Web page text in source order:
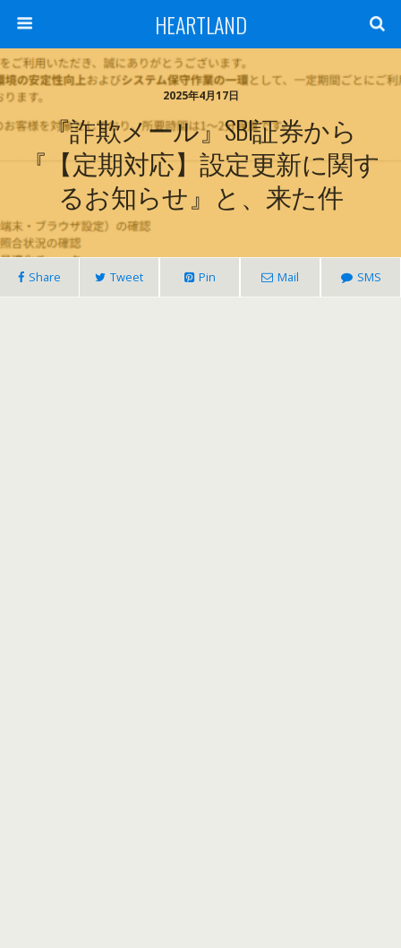
HEARTLAND
2025年4月17日
『詐欺メール』SBI証券から
『【定期対応】設定更新に関す
るお知らせ』と、来た件
Share Tweet Pin Mail SMS